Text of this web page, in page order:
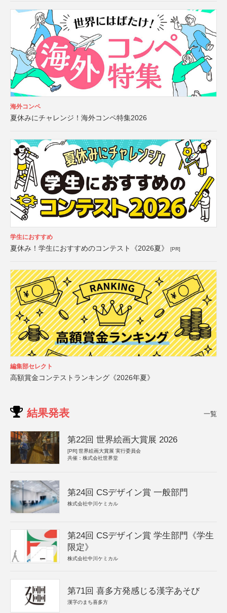
海外コンペ
夏休みにチャレンジ！海外コンペ特集2026
学生におすすめ
夏休み！学生におすすめのコンテスト《2026夏》 [PR]
編集部セレクト
高額賞金コンテストランキング《2026年夏》
結果発表 一覧
第22回 世界絵画大賞展 2026
[PR] 世界絵画大賞展 実行委員会
共催：株式会社世界堂
第24回 CSデザイン賞 一般部門
株式会社中川ケミカル
第24回 CSデザイン賞 学生部門《学生
限定》
株式会社中川ケミカル
第71回 喜多方発感じる漢字あそび
漢字のまち喜多方